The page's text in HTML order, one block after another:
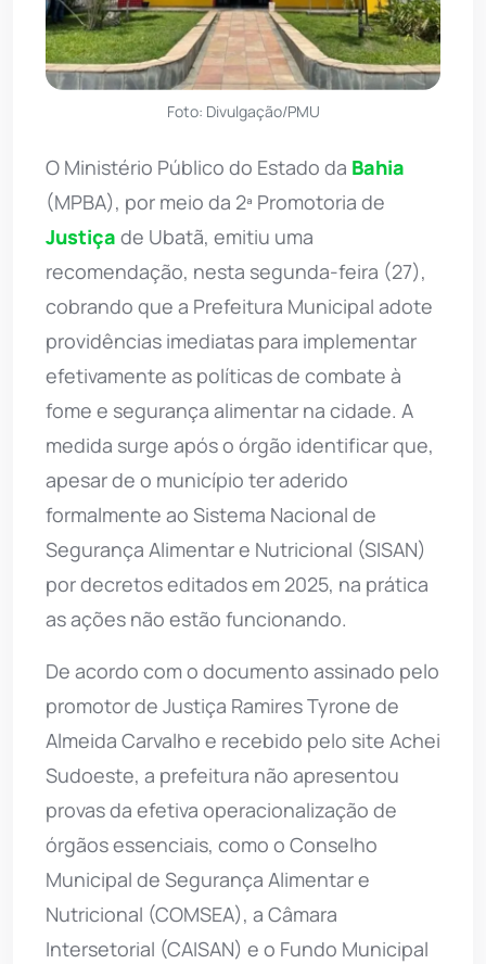
Foto: Divulgação/PMU
O Ministério Público do Estado da Bahia
(MPBA), por meio da 2ª Promotoria de
Justiça de Ubatã, emitiu uma
recomendação, nesta segunda-feira (27),
cobrando que a Prefeitura Municipal adote
providências imediatas para implementar
efetivamente as políticas de combate à
fome e segurança alimentar na cidade. A
medida surge após o órgão identificar que,
apesar de o município ter aderido
formalmente ao Sistema Nacional de
Segurança Alimentar e Nutricional (SISAN)
por decretos editados em 2025, na prática
as ações não estão funcionando.
De acordo com o documento assinado pelo
promotor de Justiça Ramires Tyrone de
Almeida Carvalho e recebido pelo site Achei
Sudoeste, a prefeitura não apresentou
provas da efetiva operacionalização de
órgãos essenciais, como o Conselho
Municipal de Segurança Alimentar e
Nutricional (COMSEA), a Câmara
Intersetorial (CAISAN) e o Fundo Municipal